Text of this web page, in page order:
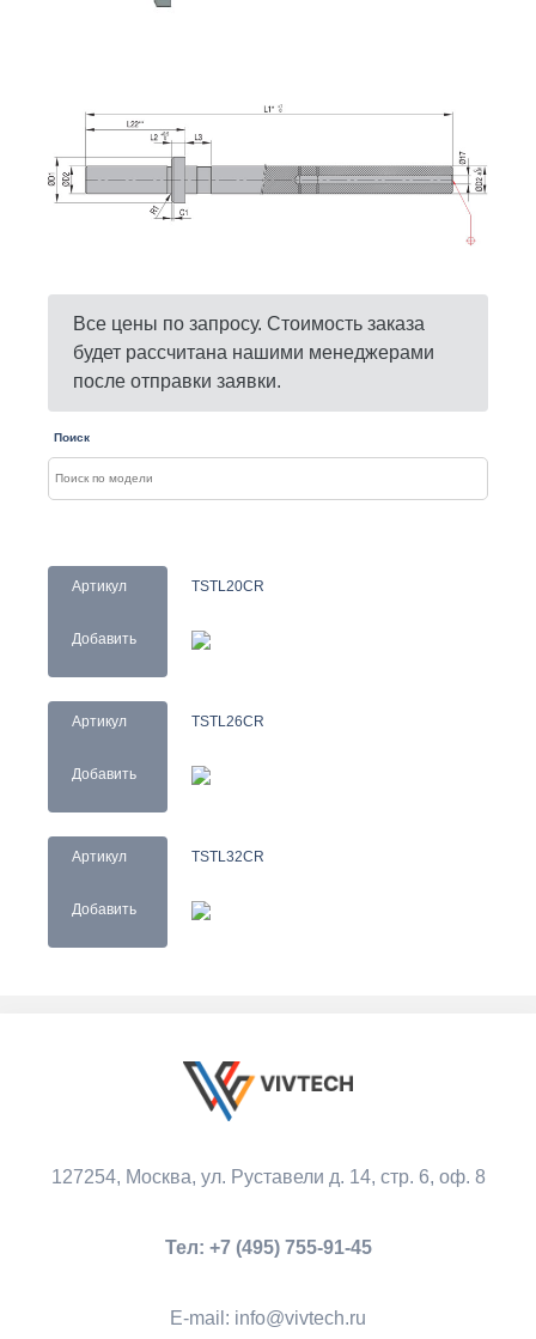
Все цены по запросу. Стоимость заказа
будет рассчитана нашими менеджерами
после отправки заявки.
Поиск
Артикул
Добавить
TSTL20CR
Артикул
Добавить
TSTL26CR
Артикул
Добавить
TSTL32CR
127254, Москва, ул. Руставели д. 14, стр. 6, оф. 8
Тел: +7 (495) 755-91-45
Е-mail: info@vivtech.ru